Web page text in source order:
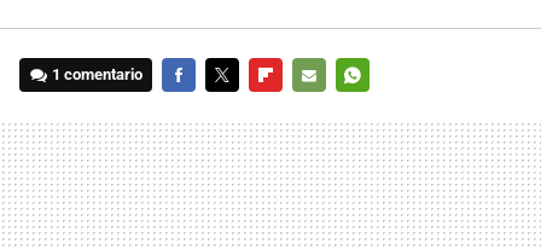
1 comentario
MAIL